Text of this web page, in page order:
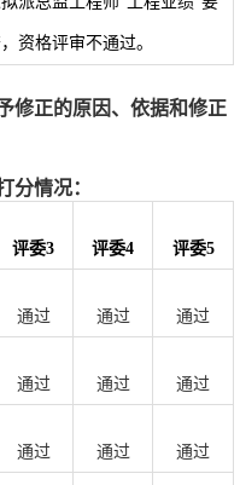
资格评审不通过。
修正的原因、依据和修正
分情况：
评委3 评委4 评委5
通过 通过 通过
通过 通过 通过
通过 通过 通过